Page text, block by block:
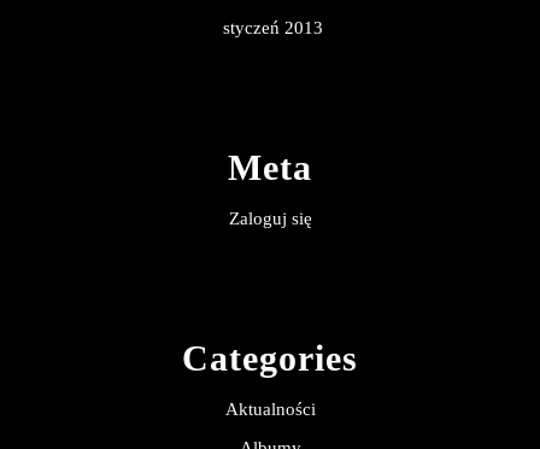
styczeń 2013
Meta
Zaloguj się
Categories
Aktualności